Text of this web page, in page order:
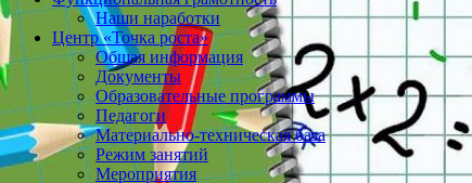
Наши наработки
Центр «Точка роста»
Общая информация
Документы
Образовательные программы
Педагоги
Материально-техническая база
Режим занятий
Мероприятия